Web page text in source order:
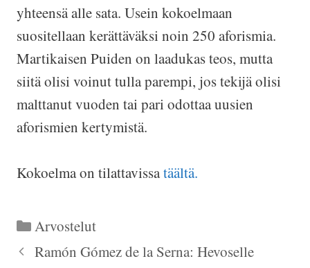
yhteensä alle sata. Usein kokoelmaan
suositellaan kerättäväksi noin 250 aforismia.
Martikaisen Puiden on laadukas teos, mutta
siitä olisi voinut tulla parempi, jos tekijä olisi
malttanut vuoden tai pari odottaa uusien
aforismien kertymistä.
Kokoelma on tilattavissatäältä.
Kategoriat
Arvostelut
Ramón Gómez de la Serna: Hevoselle